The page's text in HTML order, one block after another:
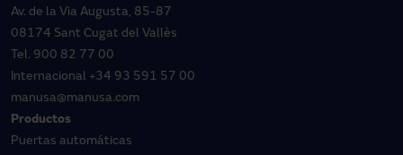
Av. de la Via Augusta, 85-87
08174 Sant Cugat del Vallès
Tel. 900 82 77 00
Internacional +34 93 591 57 00
manusa@manusa.com
Productos
Puertas automáticas